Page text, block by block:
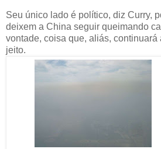
Seu único lado é político, diz Curry,
deixem a China seguir queimando
vontade, coisa que, aliás, continuará
jeito.